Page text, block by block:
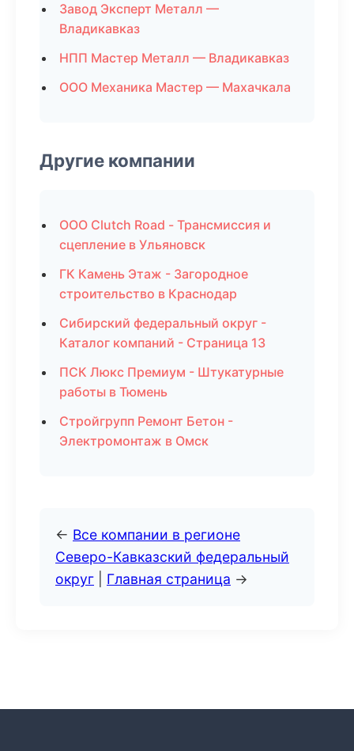
Завод Эксперт Металл —
Владикавказ
НПП Мастер Металл — Владикавказ
ООО Механика Мастер — Махачкала
Другие компании
ООО Clutch Road - Трансмиссия и
сцепление в Ульяновск
ГК Камень Этаж - Загородное
строительство в Краснодар
Сибирский федеральный округ -
Каталог компаний - Страница 13
ПСК Люкс Премиум - Штукатурные
работы в Тюмень
Стройгрупп Ремонт Бетон -
Электромонтаж в Омск
← Все компании в регионе
Северо-Кавказский федеральный
округ
Главная страница →